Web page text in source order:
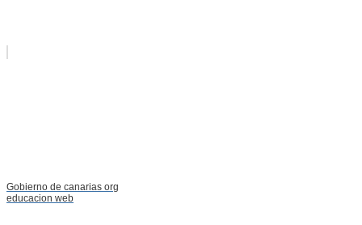
Gobierno de canarias org
educacion web